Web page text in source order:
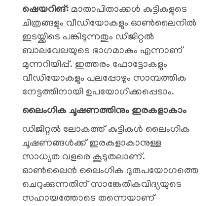
ഷെയറിങ്: മാതാപിതാക്കൾ കുട്ടികളുടെ
ചിത്രങ്ങളും വീഡിയോകളും ഓൺലൈനിൽ
ഇടയ്ക്കിടെ പങ്കിടുന്നതും ഡിജിറ്റൽ
ബാലവേലയുടെ ഭാ​ഗമാകും എന്നാണ്
മുന്നറിയിപ്പ്. ഇത്തരം ഫോട്ടോകളും
വീഡിയോകളും പലപ്പോഴും സാമ്പത്തിക
നേട്ടത്തിനായി ഉപയോ​ഗിക്കപ്പെടാം.
ലൈം​ഗിക ചൂഷണത്തിനും ഇരകളാകാം
ഡിജിറ്റൽ ലോകത്ത് കുട്ടികൾ ലൈം​ഗിക
ചൂഷണങ്ങൾക്ക് ഇരകളാകാനുള്ള
സാധ്യത വളരെ കൂടുതലാണ്.
ഓൺലൈൻ ലൈംഗിക ദുരുപയോഗത്തെ
ചെറുക്കുന്നതിന് സാങ്കേതികവിദ്യയുടെ
സഹായത്തോടെ തന്നെയാണ്